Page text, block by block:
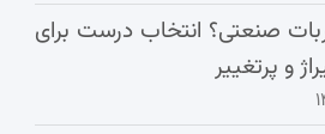
صنعتی؟ انتخاب درست برای
و پرتغییر